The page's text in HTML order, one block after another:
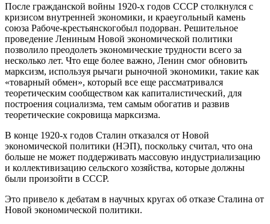
После гражданской войны 1920-х годов СССР столкнулся с
кризисом внутренней экономики, и краеугольный камень
союза Рабоче-крестьянскогобыл подорван. Решительное
проведение Лениным Новой экономической политики
позволило преодолеть экономические трудности всего за
несколько лет. Что еще более важно, Ленин смог обновить
марксизм, используя рычаги рыночной экономики, такие как
«товарный обмен», который все еще рассматривался
теоретическим сообществом как капиталистический, для
построения социализма, тем самым обогатив и развив
теоретические сокровища марксизма.
В конце 1920-х годов Сталин отказался от Новой
экономической политики (НЭП), поскольку считал, что она
больше не может поддерживать массовую индустриализацию
и коллективизацию сельского хозяйства, которые должны
были произойти в СССР.
Это привело к дебатам в научных кругах об отказе Сталина от
Новой экономической политики.